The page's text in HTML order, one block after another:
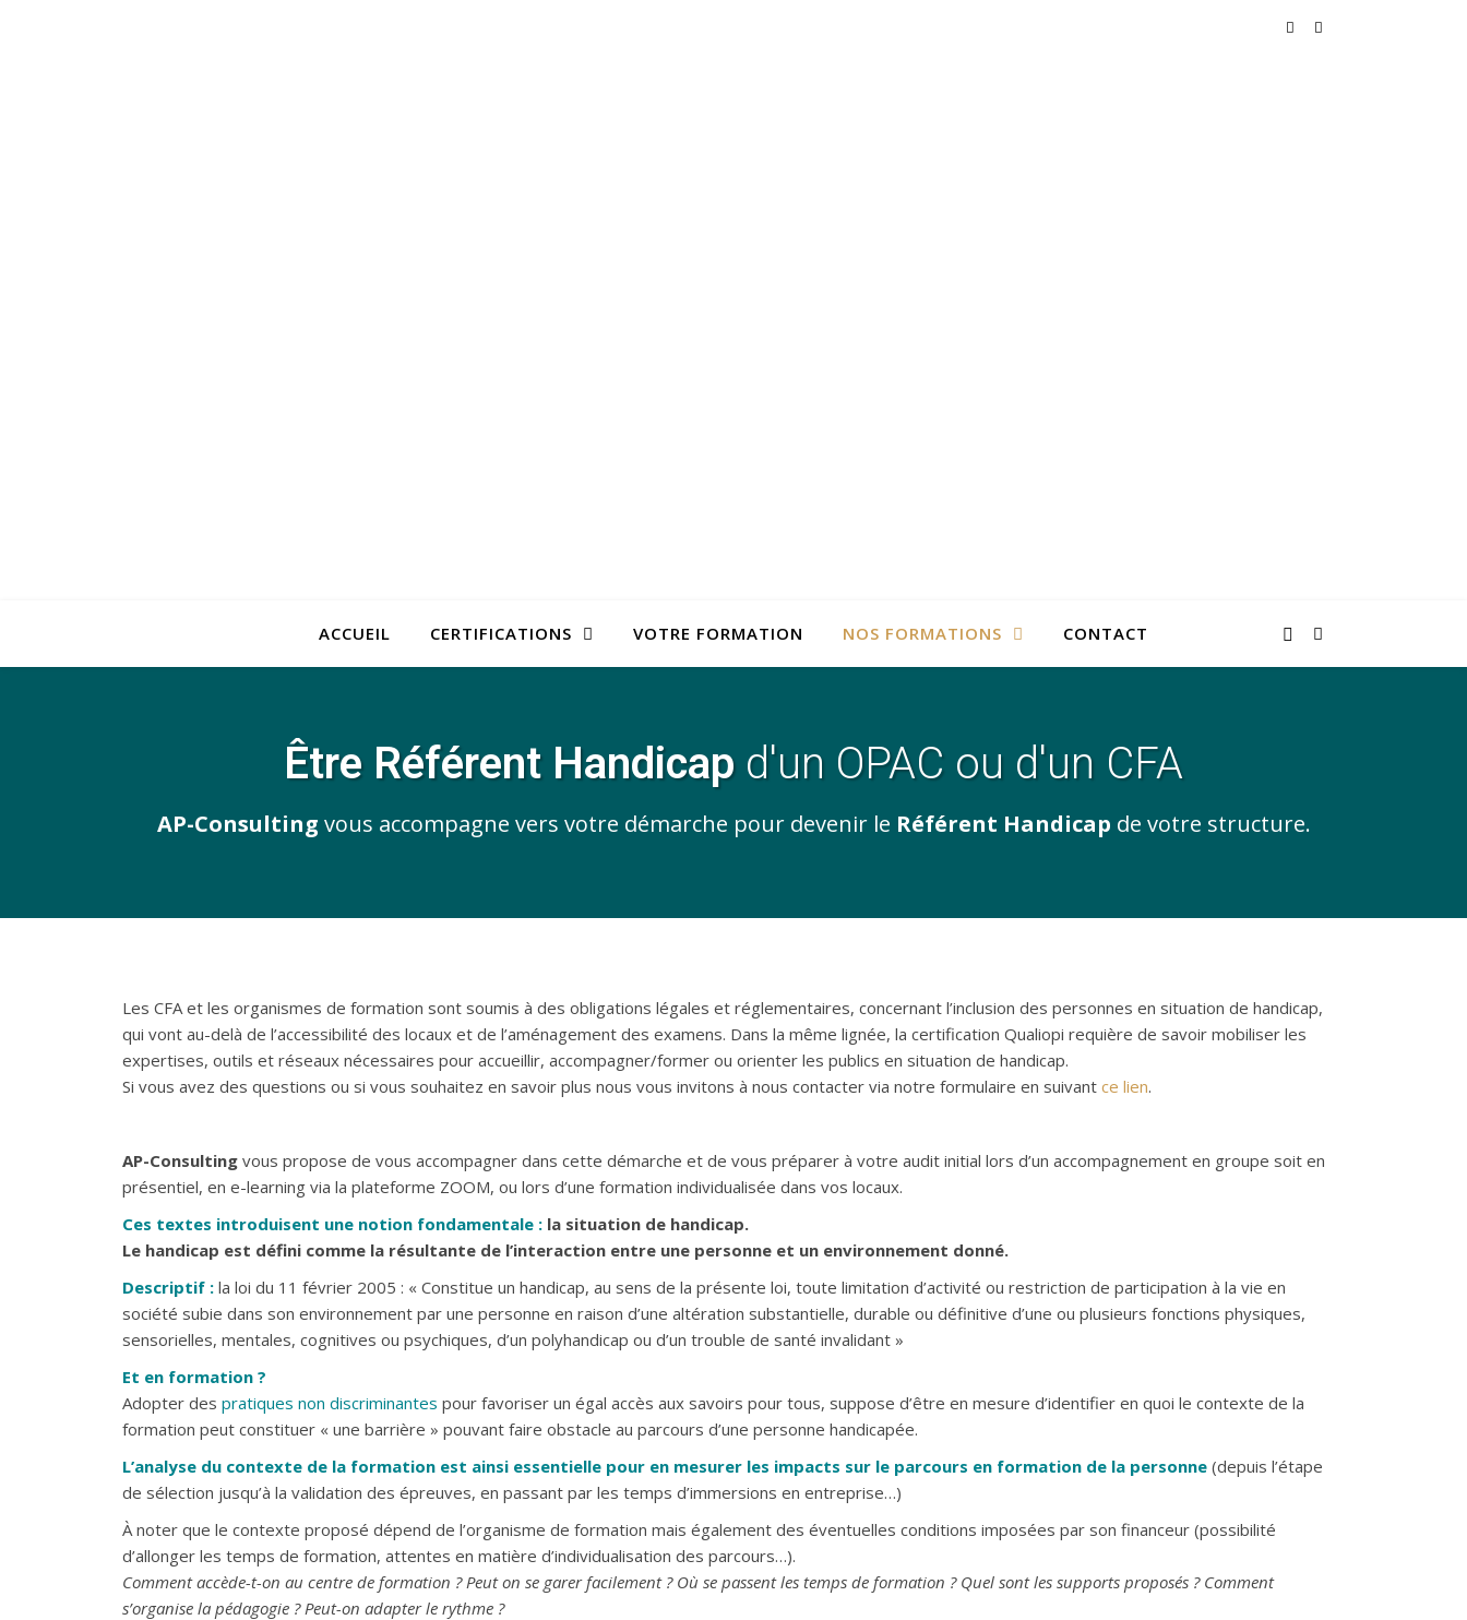
ACCUEIL CERTIFICATIONS VOTRE FORMATION NOS FORMATIONS CONTACT
Être Référent Handicap d'un OPAC ou d'un CFA
AP-Consulting vous accompagne vers votre démarche pour devenir le Référent Handicap de votre structure.
Les CFA et les organismes de formation sont soumis à des obligations légales et réglementaires, concernant l’inclusion des personnes en situation de handicap,
qui vont au-delà de l’accessibilité des locaux et de l’aménagement des examens. Dans la même lignée, la certification Qualiopi requière de savoir mobiliser les
expertises, outils et réseaux nécessaires pour accueillir, accompagner/former ou orienter les publics en situation de handicap.
Si vous avez des questions ou si vous souhaitez en savoir plus nous vous invitons à nous contacter via notre formulaire en suivant ce lien.
AP-Consulting vous propose de vous accompagner dans cette démarche et de vous préparer à votre audit initial lors d’un accompagnement en groupe soit en
présentiel, en e-learning via la plateforme ZOOM, ou lors d’une formation individualisée dans vos locaux.
Ces textes introduisent une notion fondamentale : la situation de handicap.
Le handicap est défini comme la résultante de l’interaction entre une personne et un environnement donné.
Descriptif : la loi du 11 février 2005 : « Constitue un handicap, au sens de la présente loi, toute limitation d’activité ou restriction de participation à la vie en
société subie dans son environnement par une personne en raison d’une altération substantielle, durable ou définitive d’une ou plusieurs fonctions physiques,
sensorielles, mentales, cognitives ou psychiques, d’un polyhandicap ou d’un trouble de santé invalidant »
Et en formation ?
Adopter des pratiques non discriminantes pour favoriser un égal accès aux savoirs pour tous, suppose d’être en mesure d’identifier en quoi le contexte de la
formation peut constituer « une barrière » pouvant faire obstacle au parcours d’une personne handicapée.
L’analyse du contexte de la formation est ainsi essentielle pour en mesurer les impacts sur le parcours en formation de la personne (depuis l’étape
de sélection jusqu’à la validation des épreuves, en passant par les temps d’immersions en entreprise…)
À noter que le contexte proposé dépend de l’organisme de formation mais également des éventuelles conditions imposées par son financeur (possibilité
d’allonger les temps de formation, attentes en matière d’individualisation des parcours…).
Comment accède-t-on au centre de formation ? Peut on se garer facilement ? Où se passent les temps de formation ? Quel sont les supports proposés ? Comment
s’organise la pédagogie ? Peut-on adapter le rythme ?